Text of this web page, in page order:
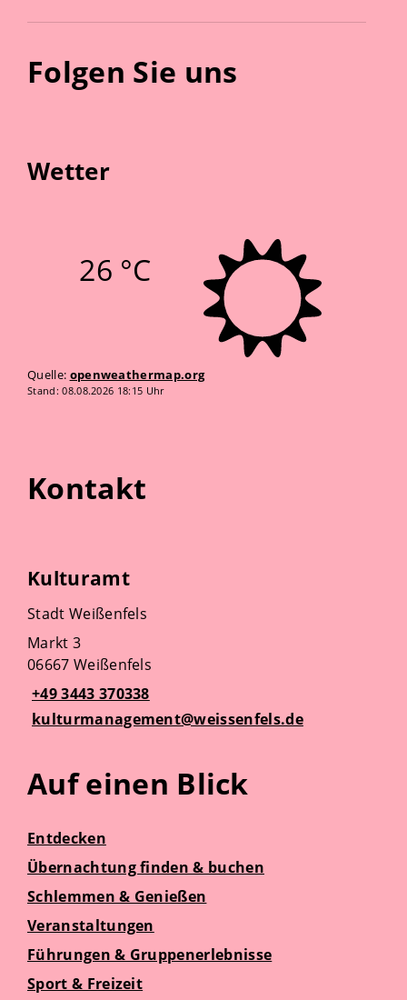
Folgen Sie uns
Wetter
26 °C
Quelle: openweathermap.org
Stand: 08.08.2026 18:15 Uhr
Kontakt
Kulturamt
Stadt Weißenfels
Markt 3
06667 Weißenfels
+49 3443 370338
kulturmanagement@weissenfels.de
Auf einen Blick
Entdecken
Übernachtung finden & buchen
Schlemmen & Genießen
Veranstaltungen
Führungen & Gruppenerlebnisse
Sport & Freizeit